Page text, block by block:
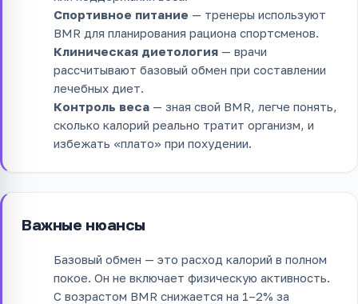
Спортивное питание — тренеры используют
BMR для планирования рациона спортсменов.
Клиническая диетология — врачи
рассчитывают базовый обмен при составлении
лечебных диет.
Контроль веса — зная свой BMR, легче понять,
сколько калорий реально тратит организм, и
избежать «плато» при похудении.
Важные нюансы
Базовый обмен — это расход калорий в полном
покое. Он не включает физическую активность.
С возрастом BMR снижается на 1–2% за